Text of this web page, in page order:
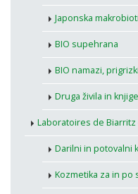
Japonska
BIO supehrana
BIO namazi, prigrizki
Druga živila in knjige
Laboratoires de
Darilni in potovalni
Kozmetika za in po